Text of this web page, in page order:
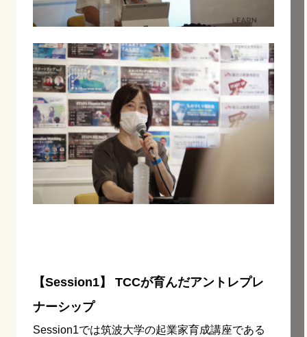
【Session1】 TCCが育んだアントレプレ
ナーシップ
Session1では筑波大学の起業家育成講座である